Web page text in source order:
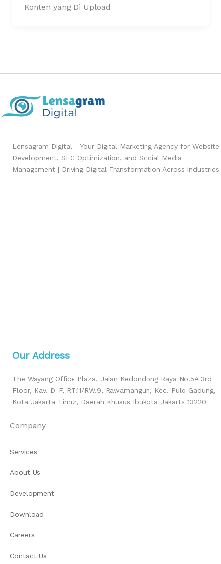
Konten yang Di Upload
Lensagram Digital - Your Digital Marketing Agency for Website
Development, SEO Optimization, and Social Media
Management | Driving Digital Transformation Across Industries
Our Address
The Wayang Office Plaza, Jalan Kedondong Raya No.5A 3rd
Floor, Kav. D-F, RT.11/RW.9, Rawamangun, Kec. Pulo Gadung,
Kota Jakarta Timur, Daerah Khusus Ibukota Jakarta 13220
Company
Services
About Us
Development
Download
Careers
Contact Us